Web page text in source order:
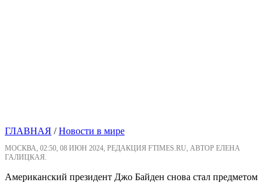
ГЛАВНАЯ /Новости в мире
МОСКВА, 02:50, 08 ИЮН 2024, РЕДАКЦИЯ FTIMES.RU, АВТОР ЕЛЕНА
ГАЛИЦКАЯ.
Американский президент Джо Байден снова стал предметом